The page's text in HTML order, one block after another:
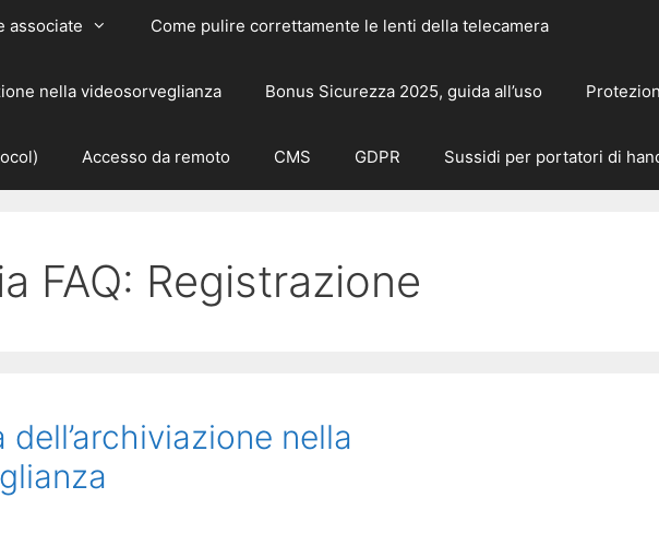
associate Come pulire correttamente le lenti della telecamera
nella videosorveglianza Bonus Sicurezza 2025, guida all’uso
Accesso da remoto CMS GDPR Sussidi per portatori di
FAQ: Registrazione
nella